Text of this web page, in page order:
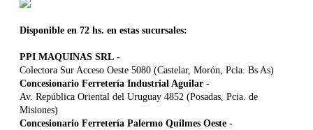
Disponible en 72 hs. en estas sucursales:
PPI MAQUINAS SRL -
Colectora Sur Acceso Oeste 5080 (Castelar, Morón, Pcia. Bs As)
Concesionario Ferretería Industrial Aguilar -
Av. República Oriental del Uruguay 4852 (Posadas, Pcia. de
Misiones)
Concesionario Ferretería Palermo Quilmes Oeste -